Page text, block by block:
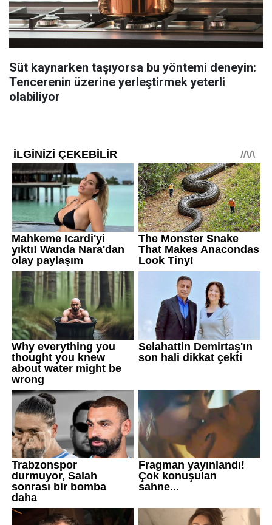
Süt kaynarken taşıyorsa bu yöntemi deneyin:
Tencerenin üzerine yerleştirmek yeterli
olabiliyor